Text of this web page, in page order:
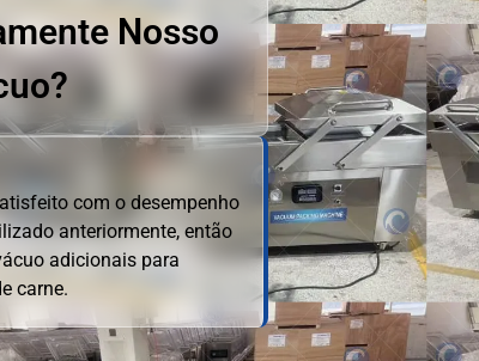
Nosso
com o desempenho
anteriormente, então
adicionais para
carne.